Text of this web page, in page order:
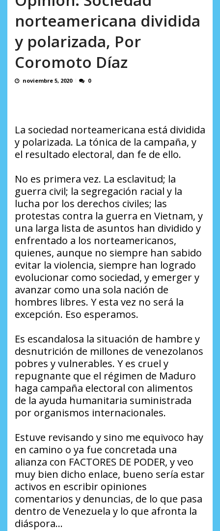
norteamericana dividida
y polarizada, Por
Coromoto Díaz
noviembre 5, 2020 0
La sociedad norteamericana está dividida
y polarizada. La tónica de la campaña, y
el resultado electoral, dan fe de ello.
No es primera vez. La esclavitud; la
guerra civil; la segregación racial y la
lucha por los derechos civiles; las
protestas contra la guerra en Vietnam, y
una larga lista de asuntos han dividido y
enfrentado a los norteamericanos,
quienes, aunque no siempre han sabido
evitar la violencia, siempre han logrado
evolucionar como sociedad, y emerger y
avanzar como una sola nación de
hombres libres. Y esta vez no será la
excepción. Eso esperamos.
Es escandalosa la situación de hambre y
desnutrición de millones de venezolanos
pobres y vulnerables. Y es cruel y
repugnante que el régimen de Maduro
haga campaña electoral con alimentos
de la ayuda humanitaria suministrada
por organismos internacionales.
Estuve revisando y sino me equivoco hay
en camino o ya fue concretada una
alianza con FACTORES DE PODER, y veo
muy bien dicho enlace, bueno sería estar
activos en escribir opiniones
comentarios y denuncias, de lo que pasa
dentro de Venezuela y lo que afronta la
diáspora…